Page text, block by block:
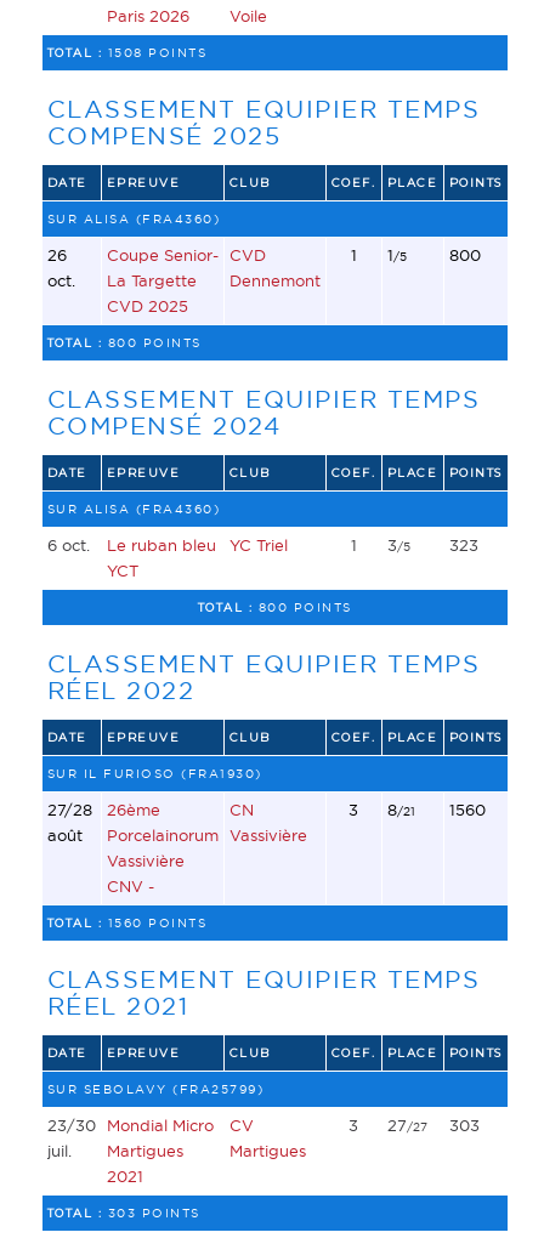
Paris 2026
Voile
TOTAL : 1508 POINTS
CLASSEMENT EQUIPIER TEMPS
COMPENSÉ 2025
DATE EPREUVE CLUB COEF. PLACE POINTS
SUR ALISA (FRA4360)
26
oct.
Coupe Senior-
La Targette
CVD 2025
CVD
Dennemont
1 1/5 800
TOTAL : 800 POINTS
CLASSEMENT EQUIPIER TEMPS
COMPENSÉ 2024
DATE EPREUVE CLUB COEF. PLACE POINTS
SUR ALISA (FRA4360)
6 oct.
Le ruban bleu
YCT
YC Triel 1 3/5 323
TOTAL : 800 POINTS
CLASSEMENT EQUIPIER TEMPS
RÉEL 2022
DATE EPREUVE CLUB COEF. PLACE POINTS
SUR IL FURIOSO (FRA1930)
27/28
août
26ème
Porcelainorum
Vassivière
CNV -
CN
Vassivière
3 8/21 1560
TOTAL : 1560 POINTS
CLASSEMENT EQUIPIER TEMPS
RÉEL 2021
DATE EPREUVE CLUB COEF. PLACE POINTS
SUR SEBOLAVY (FRA25799)
23/30
juil.
Mondial Micro
Martigues
2021
CV
Martigues
3 27/27 303
TOTAL : 303 POINTS